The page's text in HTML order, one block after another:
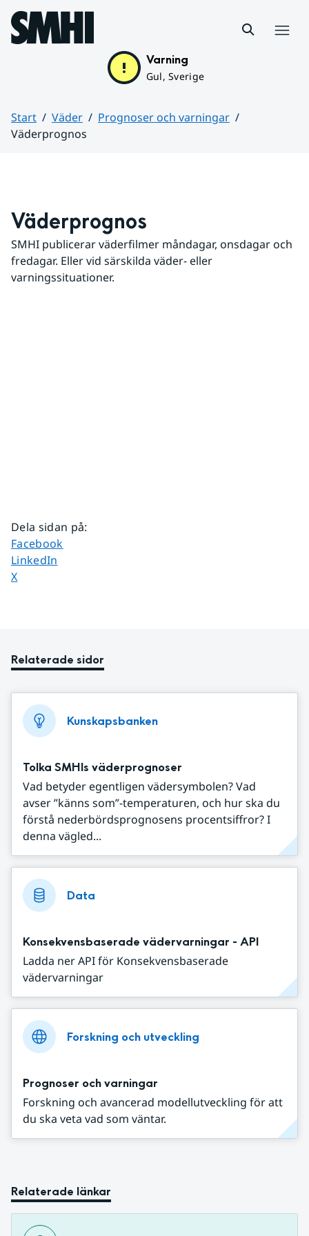
Hoppa till sidans innehåll
Varning
Gul, Sverige
Start Väder
Prognoser och varningar
Väderprognos
Väderprognos
SMHI publicerar väderfilmer måndagar, onsdagar och
fredagar. Eller vid särskilda väder- eller
varningssituationer.
Dela sidan på:
Dela sidan på
Facebook
Dela sidan på
LinkedIn
Dela sidan på
X
Relaterade sidor
Kunskapsbanken
Tolka SMHIs väderprognoser
Vad betyder egentligen vädersymbolen? Vad
avser ”känns som”-temperaturen, och hur ska du
förstå nederbördsprognosens procentsiffror? I
denna vägled...
Data
Konsekvensbaserade vädervarningar - API
Ladda ner API för Konsekvensbaserade
vädervarningar
Forskning och utveckling
Prognoser och varningar
Forskning och avancerad modellutveckling för att
du ska veta vad som väntar.
Relaterade länkar